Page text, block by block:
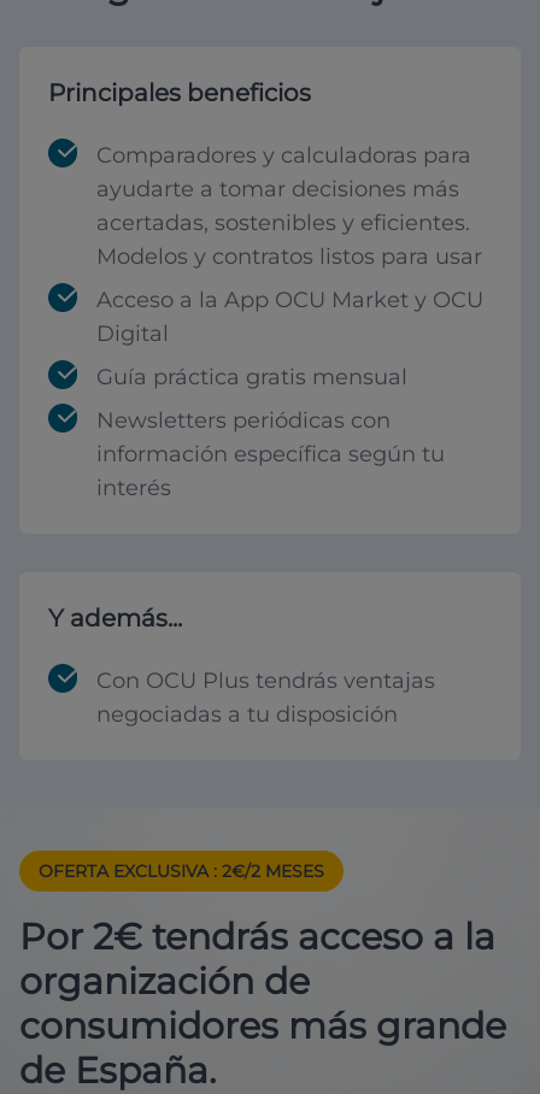
Principales beneficios
Comparadores y calculadoras para
ayudarte a tomar decisiones más
acertadas, sostenibles y eficientes.
Modelos y contratos listos para usar
Acceso a la App OCU Market y OCU
Digital
Guía práctica gratis mensual
Newsletters periódicas con
información específica según tu
interés
Y además...
Con OCU Plus tendrás ventajas
negociadas a tu disposición
OFERTA EXCLUSIVA : 2€/2 MESES
Por 2€ tendrás acceso a la
organización de
consumidores más grande
de España.